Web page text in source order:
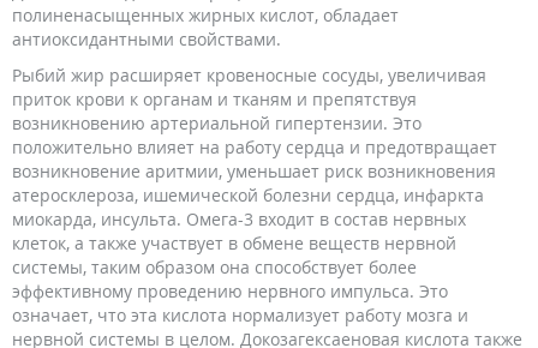
полиненасыщенных жирных кислот, обладает
антиоксидантными свойствами.
Рыбий жир расширяет кровеносные сосуды, увеличивая
приток крови к органам и тканям и препятствуя
возникновению артериальной гипертензии. Это
положительно влияет на работу сердца и предотвращает
возникновение аритмии, уменьшает риск возникновения
атеросклероза, ишемической болезни сердца, инфаркта
миокарда, инсульта. Омега-3 входит в состав нервных
клеток, а также участвует в обмене веществ нервной
системы, таким образом она способствует более
эффективному проведению нервного импульса. Это
означает, что эта кислота нормализует работу мозга и
нервной системы в целом. Докозагексаеновая кислота также